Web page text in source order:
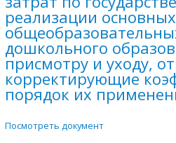
реализации основных
дошкольного
присмотру и уходу,
корректирующие
порядок их
Посмотреть документ